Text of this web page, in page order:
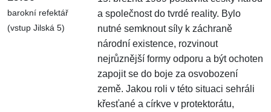
barokní refektář
(vstup Jilská 5)
a společnost do tvrdé reality. Bylo
nutné semknout síly k záchraně
národní existence, rozvinout
nejrůznější formy odporu a být ochoten
zapojit se do boje za osvobození
země. Jakou roli v této situaci sehráli
křesťané a církve v protektorátu,